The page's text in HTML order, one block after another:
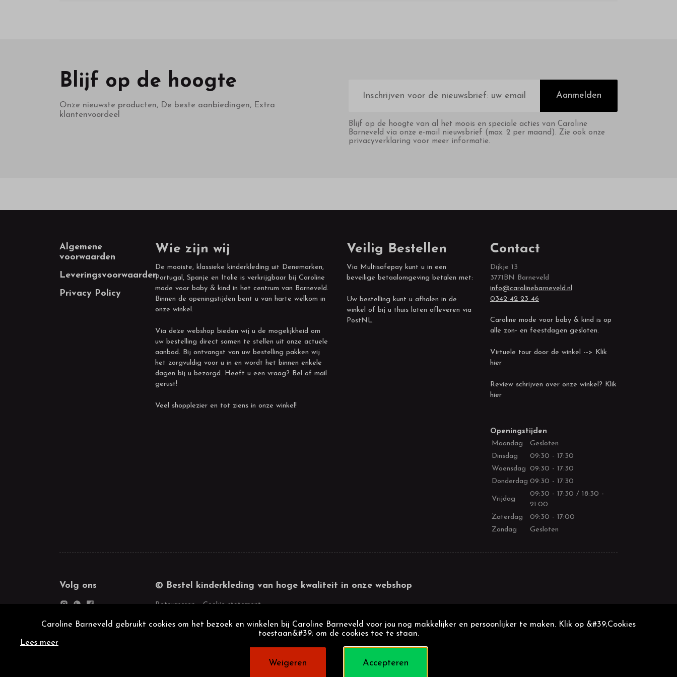
Blijf op de hoogte
Onze nieuwste producten, De beste aanbiedingen, Extra
klantenvoordeel
mailadres
Aanmelden
Blijf op de hoogte van al het moois en speciale acties van Caroline
Barneveld via onze e-mail nieuwsbrief (max. 2 per maand). Zie ook onze
privacyverklaring voor meer informatie.
Footer
Algemene
voorwaarden
Leveringsvoorwaarden
Privacy Policy
Wie zijn wij
De mooiste, klassieke kinderkleding uit Denemarken,
Portugal, Spanje en Italie is verkrijgbaar bij Caroline
mode voor baby & kind in het centrum van Barneveld.
Binnen de openingstijden bent u van harte welkom in
onze winkel.
Via deze webshop bieden wij u de mogelijkheid om
uw bestelling direct samen te stellen uit onze actuele
aanbod. Bij ontvangst van uw bestelling pakken wij
het zorgvuldig voor u in en wordt het binnen enkele
dagen bij u bezorgd. Heeft u een vraag? Bel of mail
gerust!
Veel shopplezier en tot ziens in onze winkel!
Veilig Bestellen
Via Multisafepay kunt u in een
beveilige betaalomgeving betalen met:
Uw bestelling kunt u afhalen in de
winkel of bij u thuis laten afleveren via
PostNL.
Contact
Dijkje 13
3771BN Barneveld
info@carolinebarneveld.nl
0342-42 23 46
Caroline mode voor baby & kind is op
alle zon- en feestdagen gesloten.
Virtuele tour door de winkel --> Klik
hier
Review schrijven over onze winkel? Klik
hier
Openingstijden
Maandag
Gesloten
Dinsdag
09:30 - 17:30
Woensdag 09:30 - 17:30
Donderdag 09:30 - 17:30
Vrijdag
09:30 - 17:30 / 18:30 -
21:00
Zaterdag
09:30 - 17:00
Zondag
Gesloten
Volg ons © Bestel kinderkleding van hoge kwaliteit in onze webshop
Retourneren Cookie statement
Caroline Barneveld gebruikt cookies om het bezoek en winkelen bij Caroline Barneveld voor jou nog makkelijker en persoonlijker te maken. Klik op &#39;Cookies
toestaan&#39; om de cookies toe te staan.
Lees meer
Weigeren Accepteren